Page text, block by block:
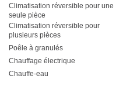
Climatisation réversible pour une
seule pièce
Climatisation réversible pour
plusieurs pièces
Poêle à granulés
Chauffage électrique
Chauffe-eau